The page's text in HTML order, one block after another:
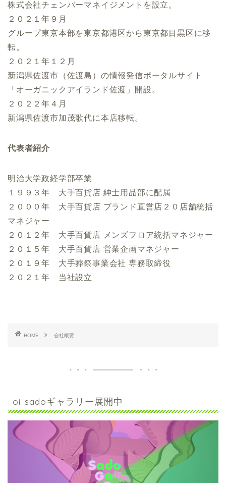
株式会社チェンバーマネイジメントを設立。
２０２１年９月
グループ東京本部を東京都港区から東京都目黒区に移
転。
２０２１年１２月
新潟県佐渡市（佐渡島）の情報発信ポータルサイト
「オーガニックアイランド佐渡」開設。
２０２２年４月
新潟県佐渡市加茂歌代に本店移転。
代表者紹介
明治大学政経学部卒業
１９９３年 大手百貨店 紳士用品部に配属
２０００年 大手百貨店 ブランド直営店２０店舗統括
マネジャー
２０１２年 大手百貨店 メンズフロア統括マネジャー
２０１５年 大手百貨店 営業企画マネジャー
２０１９年 大手葬祭事業会社 専務取締役
２０２１年 当社設立
HOME 会社概要
oi-sadoギャラリー展開中